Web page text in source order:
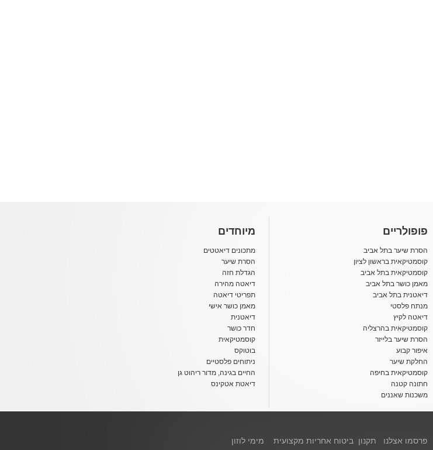
פופולריים
הסרת שיער בתל אביב
קוסמטיקאית בראשון לציון
קוסמטיקאית בתל אביב
מאמן כושר בתל אביב
דיאטנית בתל אביב
מנתח פלסטי
דיאטה לקיץ
קוסמטיקאית בהרצליה
הסרת שיער בלייזר
איפור קבוע
החלקת שיער
קוסמטיקאית בחיפה
חתונה קטנה
משכנות שאננים
מיוחדים
מתכונים דיאטטים
הסרת שיער
הגדלת חזה
דיאטה מהירה
תפריטי דיאטה
מאמן כושר אישי
דיאטנית
חדר כושר
קוסמטיקאית
בוטוקס
ניתוחים פלסטיים
החיים בגינה, מדור ריהוט גן
דיאטת אטקינס
פרסמו אצלנו תקנון ביטוח אחריות מקצועית מימי לוזון